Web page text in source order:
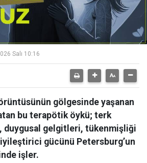
Salı 10:16
gölgesinde yaşanan
bu terapötik öykü; terk
duygusal gelgitleri, tükenmişliği
iyileştirici gücünü Petersburg’un
işler.